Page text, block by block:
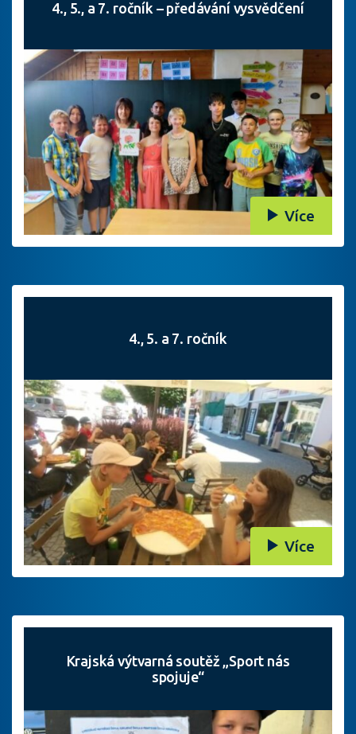
4., 5., a 7. ročník – předávání vysvědčení
Více
4., 5. a 7. ročník
Více
Krajská výtvarná soutěž „Sport nás
spojuje“